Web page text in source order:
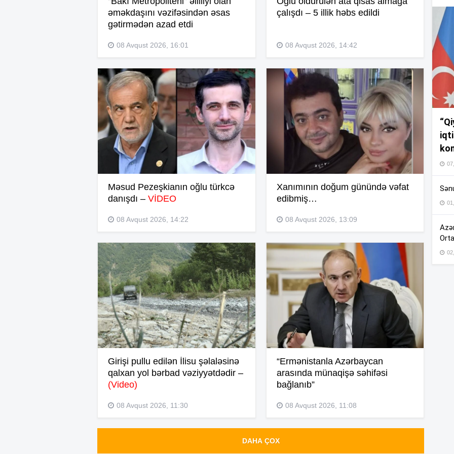
əməkdaşını vəzifəsindən əsas
gətirmədən azad etdi
08 Avqust 2026, 16:01
çalışdı – 5 illik həbs edildi
08 Avqust 2026, 14:42
Məsud Pezeşkianın oğlu türkcə
danışdı – VİDEO
08 Avqust 2026, 14:22
Xanımının doğum günündə vəfat
edibmiş…
08 Avqust 2026, 13:09
Girişi pullu edilən İlisu şəlaləsinə
qalxan yol bərbad vəziyyətdədir –
(Video)
08 Avqust 2026, 11:30
“Ermənistanla Azərbaycan
arasında münaqişə səhifəsi
bağlanıb”
08 Avqust 2026, 11:08
DAHA ÇOX